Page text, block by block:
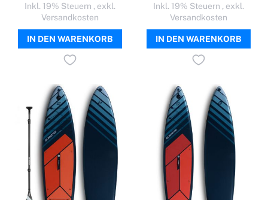
Inkl. 19% Steuern , exkl.
Versandkosten
IN DEN WARENKORB
Inkl. 19% Steuern , exkl.
Versandkosten
IN DEN WARENKORB